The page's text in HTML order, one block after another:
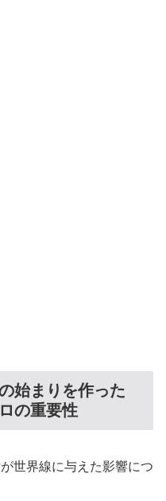
始まりを作った
の重要性
世界線に与えた影響につ